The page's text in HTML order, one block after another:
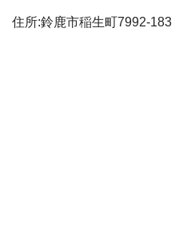
住所:鈴鹿市稲生町7992-183